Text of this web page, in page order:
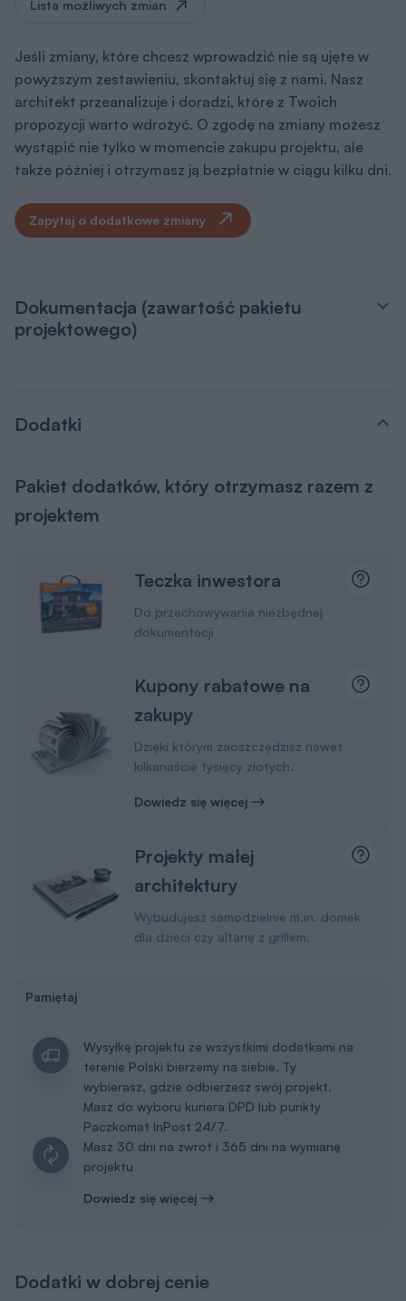
Lista możliwych zmian
Jeśli zmiany, które chcesz wprowadzić nie są ujęte w
powyższym zestawieniu, skontaktuj się z nami. Nasz
architekt przeanalizuje i doradzi, które z Twoich
propozycji warto wdrożyć. O zgodę na zmiany możesz
wystąpić nie tylko w momencie zakupu projektu, ale
także później i otrzymasz ją bezpłatnie w ciągu kilku dni.
Zapytaj o dodatkowe zmiany
Dokumentacja (zawartość pakietu
projektowego)
Dodatki
Pakiet dodatków, który otrzymasz razem z
projektem
Teczka inwestora
Do przechowywania niezbędnej
dokumentacji
Kupony rabatowe na
zakupy
Dzięki którym zaoszczędzisz nawet
kilkanaście tysięcy złotych.
Dowiedz się więcej
Projekty małej
architektury
Wybudujesz samodzielnie m.in. domek
dla dzieci czy altanę z grillem.
Pamiętaj
Wysyłkę projektu ze wszystkimi dodatkami na
terenie Polski bierzemy na siebie. Ty
wybierasz, gdzie odbierzesz swój projekt.
Masz do wyboru kuriera DPD lub punkty
Paczkomat InPost 24/7.
Masz 30 dni na zwrot i 365 dni na wymianę
projektu
Dowiedz się więcej
Dodatki w dobrej cenie